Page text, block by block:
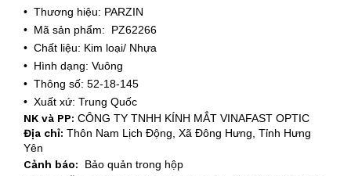
• Thương hiệu: PARZIN
• Mã sản phẩm: PZ62266
• Chất liệu: Kim loại/ Nhựa
• Hình dạng: Vuông
• Thông số: 52-18-145
• Xuất xứ: Trung Quốc
NK và PP: CÔNG TY TNHH KÍNH MẮT VINAFAST OPTIC
Địa chỉ: Thôn Nam Lịch Động, Xã Đông Hưng, Tỉnh Hưng
Yên
Cảnh báo: Bảo quản trong hộp